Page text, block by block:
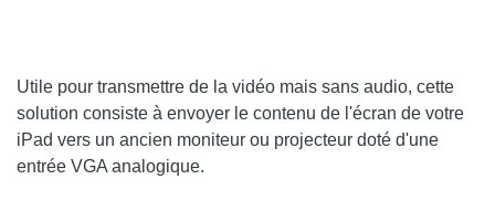
Utile pour transmettre de la vidéo mais sans audio, cette
solution consiste à envoyer le contenu de l'écran de votre
iPad vers un ancien moniteur ou projecteur doté d'une
entrée VGA analogique.